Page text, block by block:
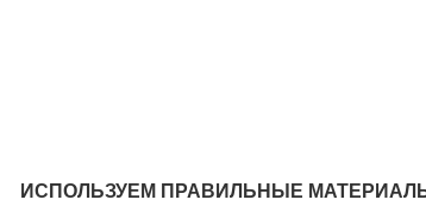
ИСПОЛЬЗУЕМ ПРАВИЛЬНЫЕ